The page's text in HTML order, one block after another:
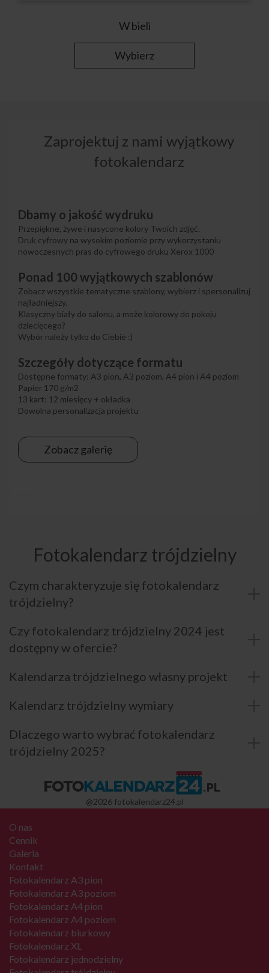
W bieli
Wybierz
Zaprojektuj z nami wyjątkowy
fotokalendarz
Dbamy o jakość wydruku
Przepiękne, żywe i nasycone kolory Twoich zdjęć.
Druk cyfrowy na wysokim poziomie przy wykorzystaniu
nowoczesnych pras do cyfrowego druku Xerox 1000
Ponad 100 wyjątkowych szablonów
Zobacz wszystkie tematyczne szablony, wybierz i spersonalizuj
najładniejszy.
Klasyczny biały do salonu, a może kolorowy do pokoju
dziecięcego?
Wybór należy tylko do Ciebie :)
Szczegóły dotyczące formatu
Dostępne formaty: A3 pion, A3 poziom, A4 pion i A4 poziom
Papier 170 g/m2
13 kart: 12 miesięcy + okładka
Dowolna personalizacja projektu
Zobacz galerię
Fotokalendarz trójdzielny
Czym charakteryzuje się fotokalendarz
trójdzielny?
Czy fotokalendarz trójdzielny 2024 jest
dostępny w ofercie?
Kalendarza trójdzielnego własny projekt
Kalendarz trójdzielny wymiary
Dlaczego warto wybrać fotokalendarz
trójdzielny 2025?
@2026 fotokalendarz24.pl
O nas
Cennik
Galeria
Kontakt
Fotokalendarz A3 pion
Fotokalendarz A3 poziom
Fotokalendarz A4 pion
Fotokalendarz A4 poziom
Fotokalendarz biurkowy
Fotokalendarz XL
Fotokalendarz jednodzielny